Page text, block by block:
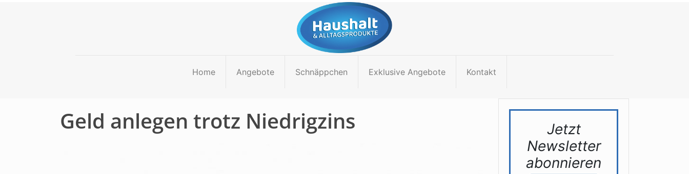
Home Angebote Schnäppchen Exklusive Angebote Kontakt
Geld anlegen trotz Niedrigzins
Jetzt
Newsletter
abonnieren